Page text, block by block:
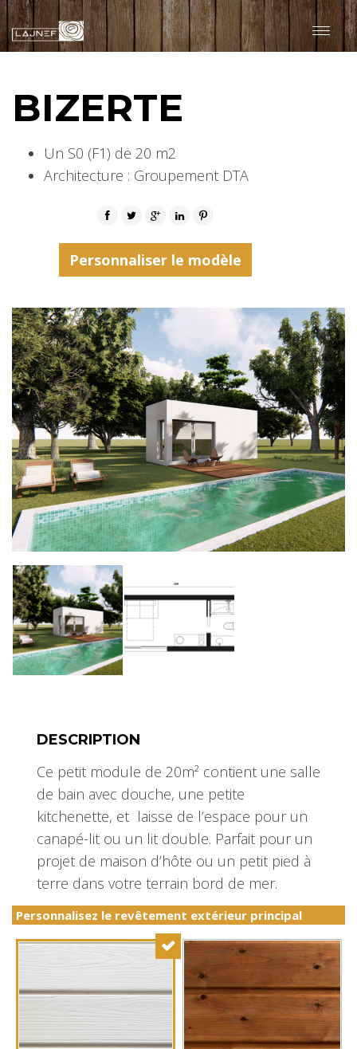
MODÈLES
BIZERTE
Un S0 (F1) de 20 m2
Architecture : Groupement DTA
Personnaliser le modèle
DESCRIPTION
Ce petit module de 20m² contient une salle
de bain avec douche, une petite
kitchenette, et laisse de l’espace pour un
canapé-lit ou un lit double. Parfait pour un
projet de maison d’hôte ou un petit pied à
terre dans votre terrain bord de mer.
Personnalisez le revêtement extérieur principal